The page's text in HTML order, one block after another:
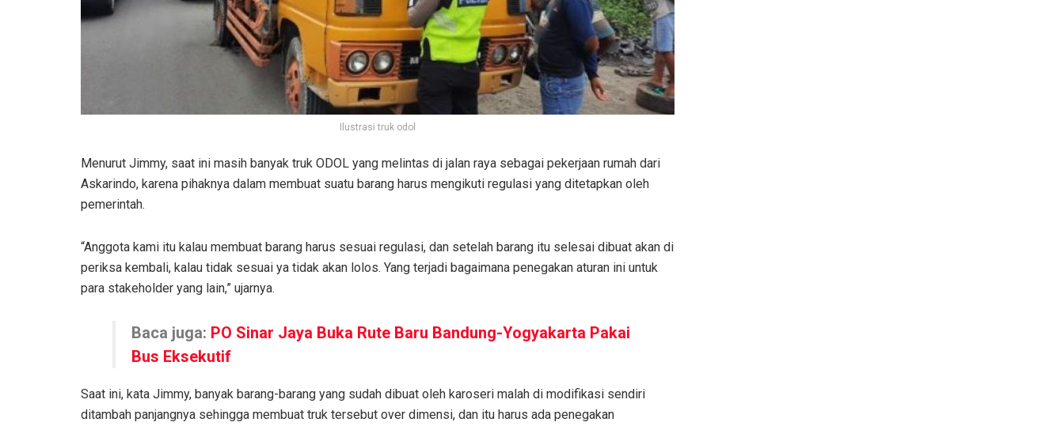
Ilustrasi truk odol
Menurut Jimmy, saat ini masih banyak truk ODOL yang melintas di jalan raya sebagai pekerjaan rumah dari
Askarindo, karena pihaknya dalam membuat suatu barang harus mengikuti regulasi yang ditetapkan oleh
pemerintah.
“Anggota kami itu kalau membuat barang harus sesuai regulasi, dan setelah barang itu selesai dibuat akan di
periksa kembali, kalau tidak sesuai ya tidak akan lolos. Yang terjadi bagaimana penegakan aturan ini untuk
para stakeholder yang lain,” ujarnya.
Baca juga: PO Sinar Jaya Buka Rute Baru Bandung-Yogyakarta Pakai
Bus Eksekutif
Saat ini, kata Jimmy, banyak barang-barang yang sudah dibuat oleh karoseri malah di modifikasi sendiri
ditambah panjangnya sehingga membuat truk tersebut over dimensi, dan itu harus ada penegakan